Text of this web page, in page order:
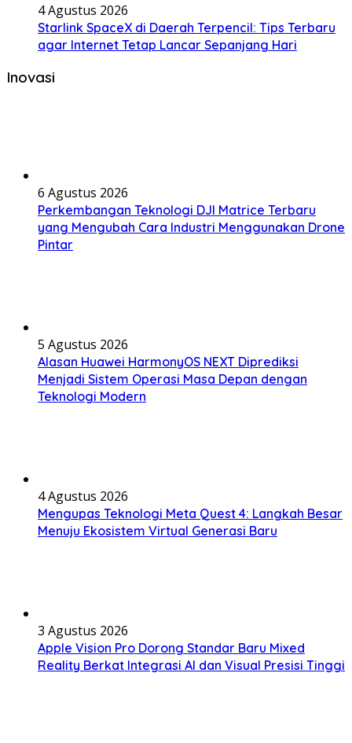
4 Agustus 2026
Starlink SpaceX di Daerah Terpencil: Tips Terbaru
agar Internet Tetap Lancar Sepanjang Hari
Inovasi
6 Agustus 2026
Perkembangan Teknologi DJI Matrice Terbaru
yang Mengubah Cara Industri Menggunakan Drone
Pintar
5 Agustus 2026
Alasan Huawei HarmonyOS NEXT Diprediksi
Menjadi Sistem Operasi Masa Depan dengan
Teknologi Modern
4 Agustus 2026
Mengupas Teknologi Meta Quest 4: Langkah Besar
Menuju Ekosistem Virtual Generasi Baru
3 Agustus 2026
Apple Vision Pro Dorong Standar Baru Mixed
Reality Berkat Integrasi AI dan Visual Presisi Tinggi